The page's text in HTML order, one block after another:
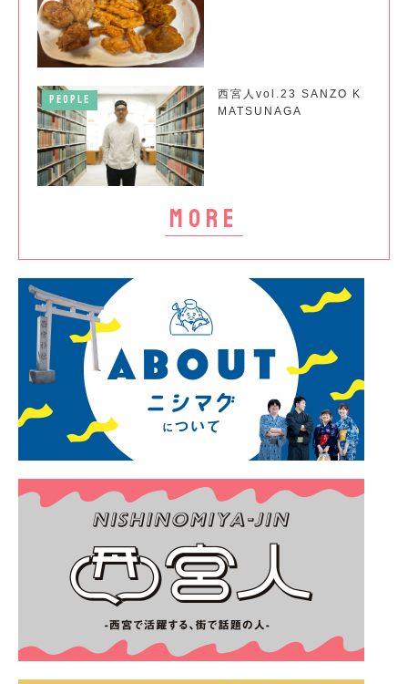
more
PEOPLE
西宮人vol.23 SANZO K
MATSUNAGA